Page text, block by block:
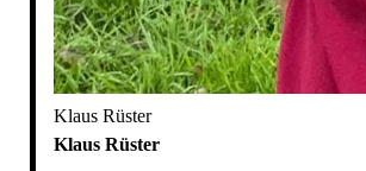
Klaus Rüster
Klaus Rüster